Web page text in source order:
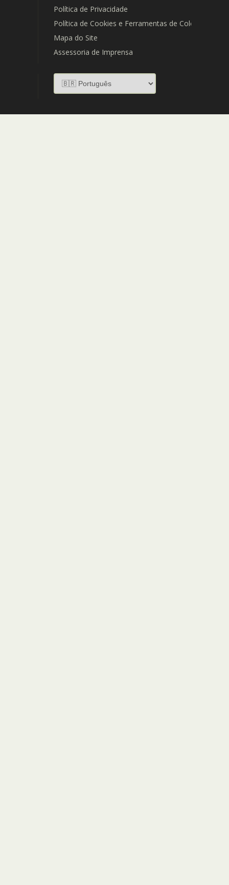
Política de Privacidade
Política de Cookies e Ferramentas de Coleta de
Mapa do Site
Assessoria de Imprensa